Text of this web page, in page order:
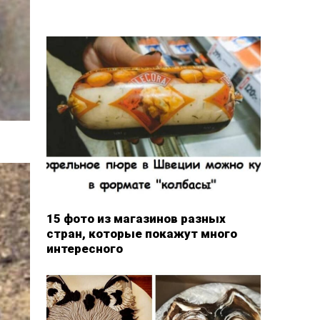
15 фото из магазинов разных
стран, которые покажут много
интересного